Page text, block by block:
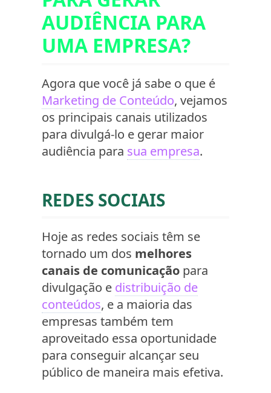
AUDIÊNCIA PARA
UMA EMPRESA?
Agora que você já sabe o que é
Marketing de Conteúdo, vejamos
os principais canais utilizados
para divulgá-lo e gerar maior
audiência para sua empresa.
REDES SOCIAIS
Hoje as redes sociais têm se
tornado um dos melhores
canais de comunicação para
divulgação e distribuição de
conteúdos, e a maioria das
empresas também tem
aproveitado essa oportunidade
para conseguir alcançar seu
público de maneira mais efetiva.